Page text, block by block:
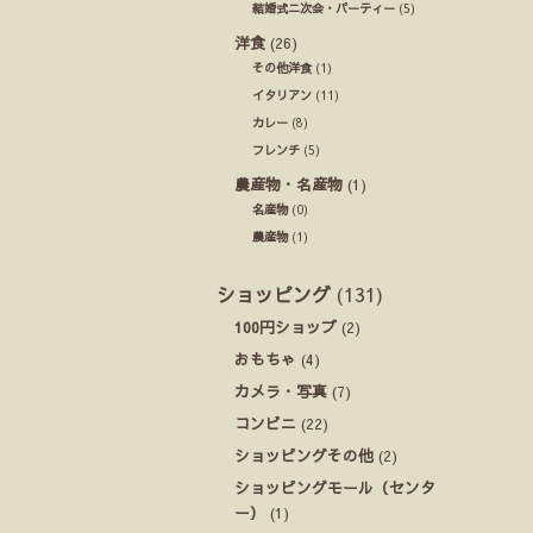
結婚式ニ次会・パーティー (5)
洋食 (26)
その他洋食(1)
イタリアン (11)
カレー (8)
フレンチ (5)
農産物・名産物 (1)
名産物(0)
農産物(1)
ショッピング (131)
100円ショップ (2)
おもちゃ (4)
カメラ・写真 (7)
コンビニ (22)
ショッピングその他 (2)
ショッピングモール（センタ
ー）
(1)